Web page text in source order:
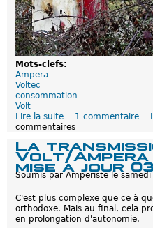
r
b
i
e
n
t
ô
?
Mots-clefs:
Ampera
Voltec
consommation
Volt
Lire la suite
e
e
i
t
e
d
'
1 commentaire
commentaires
La
Volt/Ampera
mise a jour
Soumis par Amperiste le
C'est plus complexe que ce à
orthodoxe. Mais au final, cela
en prolongation d'autonomie.